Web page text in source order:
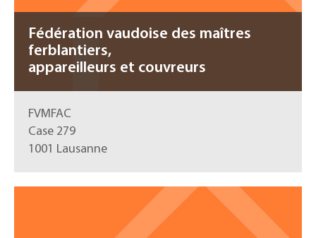
Fédération vaudoise des maîtres
ferblantiers,
appareilleurs et couvreurs
FVMFAC
Case 279
1001 Lausanne